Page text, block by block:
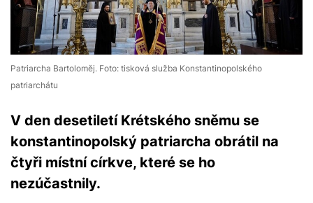
Patriarcha Bartoloměj. Foto: tisková služba Konstantinopolského
patriarchátu
V den desetiletí Krétského sněmu se
konstantinopolský patriarcha obrátil na
čtyři místní církve, které se ho
nezúčastnily.